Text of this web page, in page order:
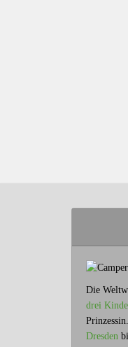
Die
drei
Dresden